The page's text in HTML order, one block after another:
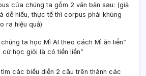
của chúng ta gồm 2 văn bản sau: (giả
dễ hiểu, thực tế thì corpus phải khủng
ra hiệu quả).
chúng ta học Mì AI theo cách Mì ăn liền”
cứ học giỏi là có tiền liền”
các biểu diễn 2 câu trên thành các